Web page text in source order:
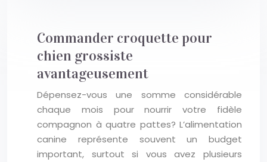
Commander croquette pour
chien grossiste
avantageusement
Dépensez-vous une somme considérable
chaque mois pour nourrir votre fidèle
compagnon à quatre pattes? L’alimentation
canine représente souvent un budget
important, surtout si vous avez plusieurs